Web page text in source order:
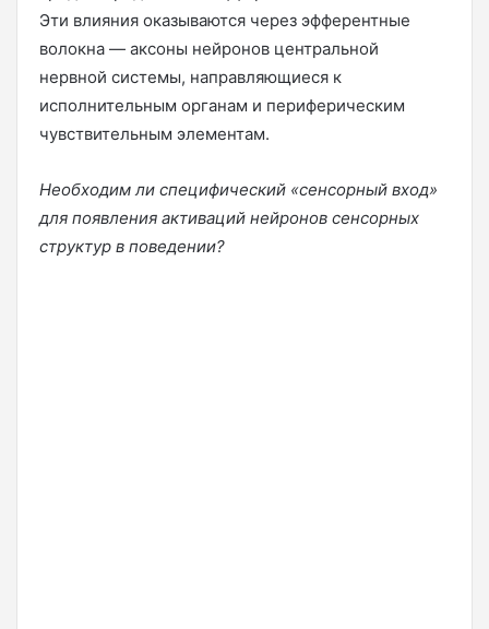
Эти влияния оказываются через эфферентные
волокна — аксоны нейронов центральной
нервной системы, направляющиеся к
исполнительным органам и периферическим
чувствительным элементам.
Необходим ли специфический «сенсорный вход»
для появления активаций нейронов сенсорных
структур в поведении?